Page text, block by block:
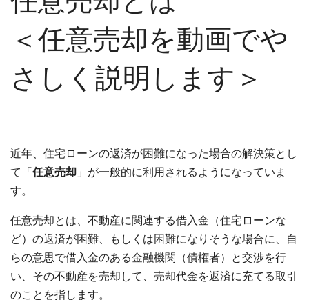
＜任意売却を動画でや
さしく説明します＞
近年、住宅ローンの返済が困難になった場合の解決策とし
て「 任意売却 」が一般的に利用されるようになっていま
す。
任意売却とは、不動産に関連する借入金（住宅ローンな
ど）の返済が困難、もしくは困難になりそうな場合に、自
らの意思で借入金のある金融機関（債権者）と交渉を行
い、その不動産を売却して、売却代金を返済に充てる取引
のことを指します。